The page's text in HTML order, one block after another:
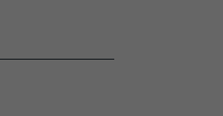
MagSafe-kompatibel